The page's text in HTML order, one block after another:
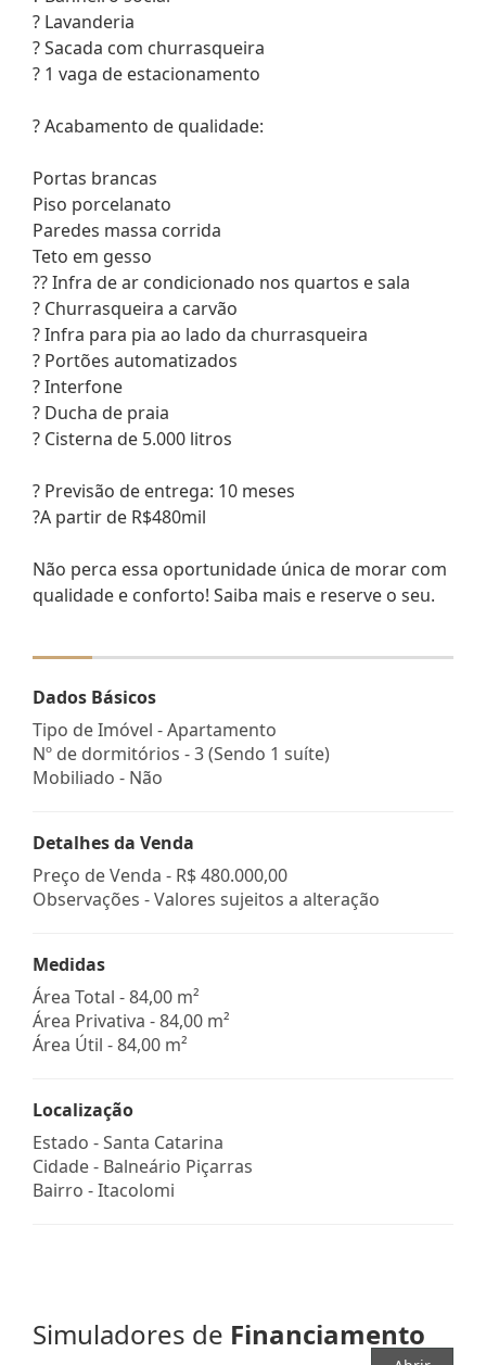
? Lavanderia
? Sacada com churrasqueira
? 1 vaga de estacionamento
? Acabamento de qualidade:
Portas brancas
Piso porcelanato
Paredes massa corrida
Teto em gesso
?? Infra de ar condicionado nos quartos e sala
? Churrasqueira a carvão
? Infra para pia ao lado da churrasqueira
? Portões automatizados
? Interfone
? Ducha de praia
? Cisterna de 5.000 litros
? Previsão de entrega: 10 meses
?A partir de R$480mil
Não perca essa oportunidade única de morar com
qualidade e conforto! Saiba mais e reserve o seu.
Dados Básicos
Tipo de Imóvel - Apartamento
Nº de dormitórios - 3 (Sendo 1 suíte)
Mobiliado - Não
Detalhes da Venda
Preço de Venda - R$ 480.000,00
Observações - Valores sujeitos a alteração
Medidas
Área Total - 84,00 m²
Área Privativa - 84,00 m²
Área Útil - 84,00 m²
Localização
Estado -Santa Catarina
Cidade - Balneário Piçarras
Bairro -Itacolomi
Simuladores de Financiamento